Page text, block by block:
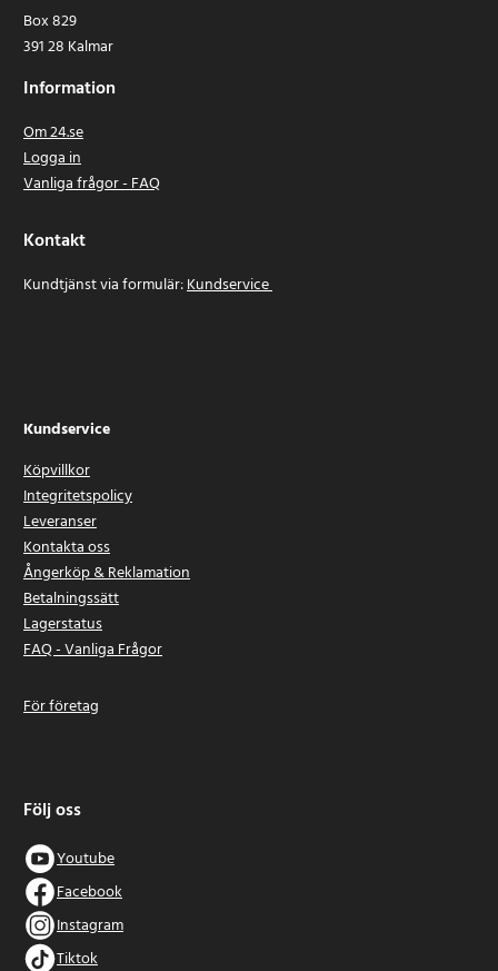
Box 829
391 28 Kalmar
Information
Om 24.se
Logga in
Vanliga frågor - FAQ
Kontakt
Kundtjänst via formulär:Kundservice
Kundservice
Köpvillkor
Integritetspolicy
Leveranser
Kontakta oss
Ångerköp & Reklamation
Betalningssätt
Lagerstatus
FAQ - Vanliga Frågor
För företag
Följ oss
Youtube
Facebook
Instagram
Tiktok